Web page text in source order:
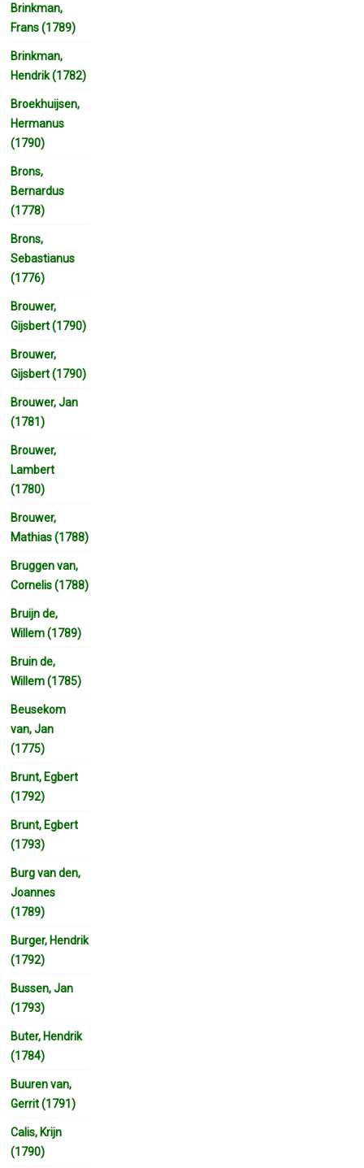
Brinkman,
Frans (1789)
Brinkman,
Hendrik (1782)
Broekhuijsen,
Hermanus
(1790)
Brons,
Bernardus
(1778)
Brons,
Sebastianus
(1776)
Brouwer,
Gijsbert (1790)
Brouwer,
Gijsbert (1790)
Brouwer, Jan
(1781)
Brouwer,
Lambert
(1780)
Brouwer,
Mathias (1788)
Bruggen van,
Cornelis (1788)
Bruijn de,
Willem (1789)
Bruin de,
Willem (1785)
Beusekom
van, Jan
(1775)
Brunt, Egbert
(1792)
Brunt, Egbert
(1793)
Burg van den,
Joannes
(1789)
Burger, Hendrik
(1792)
Bussen, Jan
(1793)
Buter, Hendrik
(1784)
Buuren van,
Gerrit (1791)
Calis, Krijn
(1790)